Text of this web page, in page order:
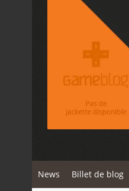
News Billet de blog